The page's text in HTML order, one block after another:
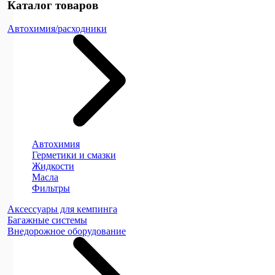
Каталог товаров
Автохимия/расходники
Автохимия
Герметики и смазки
Жидкости
Масла
Фильтры
Аксессуары для кемпинга
Багажные системы
Внедорожное оборудование